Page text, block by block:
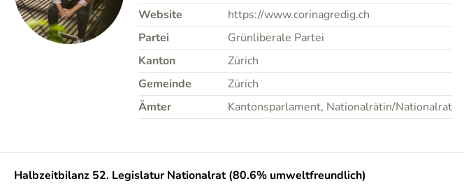
Website
https://www.corinagredig.ch
Partei
Grünliberale Partei
Kanton
Zürich
Gemeinde
Zürich
Ämter
Kantonsparlament, Nationalrätin/Nationalrat
Halbzeitbilanz 52. Legislatur Nationalrat (80.6% umweltfreundlich)